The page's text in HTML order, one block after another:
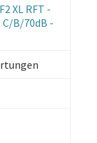
XL RFT -
C/B/70dB -